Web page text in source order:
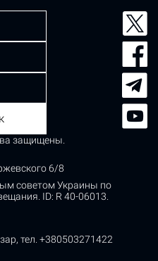
защищены.
6/8
советом Украины по
ID: R 40-06013.
тел. +380503271422